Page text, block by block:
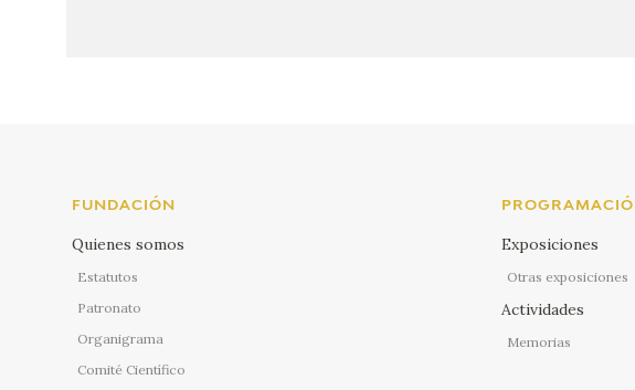
FUNDACIÓN
Quienes somos
Estatutos
Patronato
Organigrama
Comité Científico
Exposiciones
Otras exposiciones
Actividades
Memorias